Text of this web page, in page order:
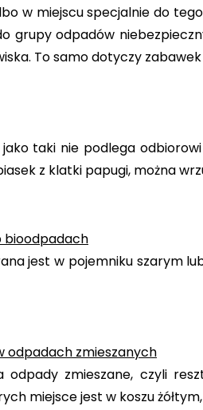
w miejscu specjalnie do
grupy odpadów
To samo dotyczy
taki nie podlega
z klatki papugi, można
bioodpadach
jest w pojemniku szarym
odpadach zmieszanych
zmieszane, czyli
miejsce jest w koszu